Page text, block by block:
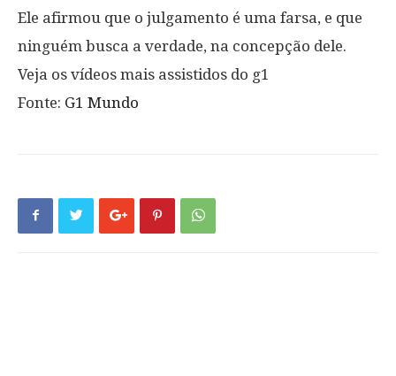
Ele afirmou que o julgamento é uma farsa, e que
ninguém busca a verdade, na concepção dele.
Veja os vídeos mais assistidos do g1
Fonte: G1 Mundo